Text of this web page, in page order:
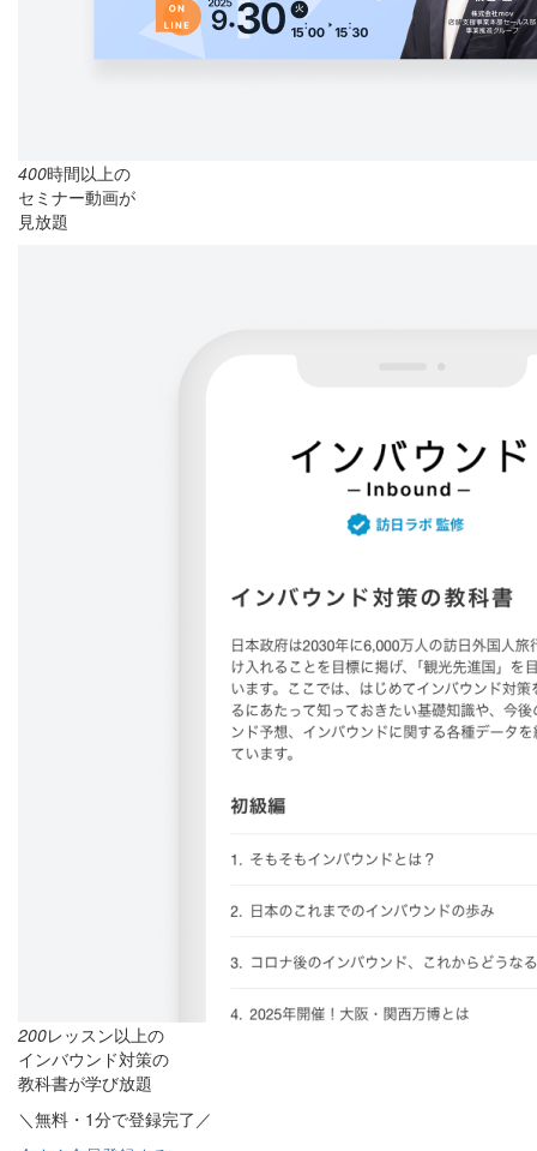
400時間以上の
セミナー動画が
見放題
200レッスン以上の
インバウンド対策の
教科書が学び放題
＼無料・1分で登録完了／